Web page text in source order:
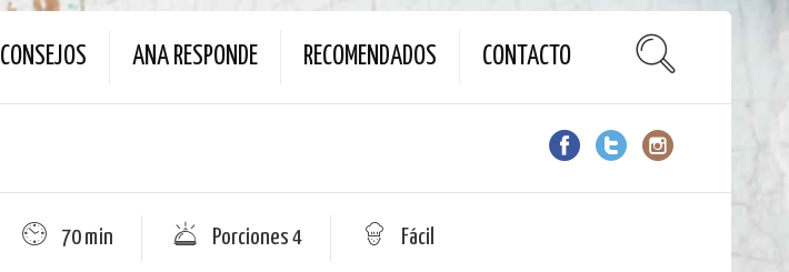
CONSEJOS ANA RESPONDE RECOMENDADOS CONTACTO
70 min Porciones 4 Fácil